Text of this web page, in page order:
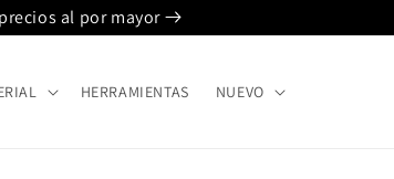
al por mayor
HERRAMIENTAS NUEVO